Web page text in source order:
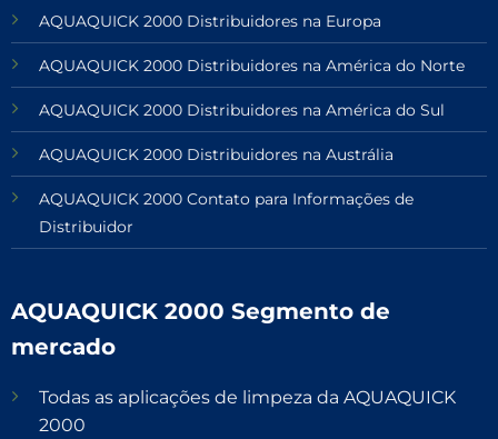
AQUAQUICK 2000 Distribuidores na Europa
AQUAQUICK 2000 Distribuidores na América do Norte
AQUAQUICK 2000 Distribuidores na América do Sul
AQUAQUICK 2000 Distribuidores na Austrália
AQUAQUICK 2000 Contato para Informações de
Distribuidor
AQUAQUICK 2000 Segmento de
mercado
Todas as aplicações de limpeza da AQUAQUICK
2000